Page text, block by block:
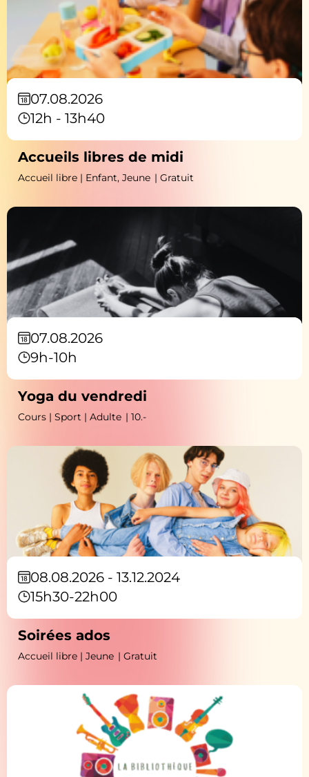
07.08.2026
12h - 13h40
Accueils libres de midi
Accueil libre | Enfant, Jeune | Gratuit
07.08.2026
9h-10h
Yoga du vendredi
Cours | Sport | Adulte | 10.-
08.08.2026 - 13.12.2024
15h30-22h00
Soirées ados
Accueil libre | Jeune | Gratuit